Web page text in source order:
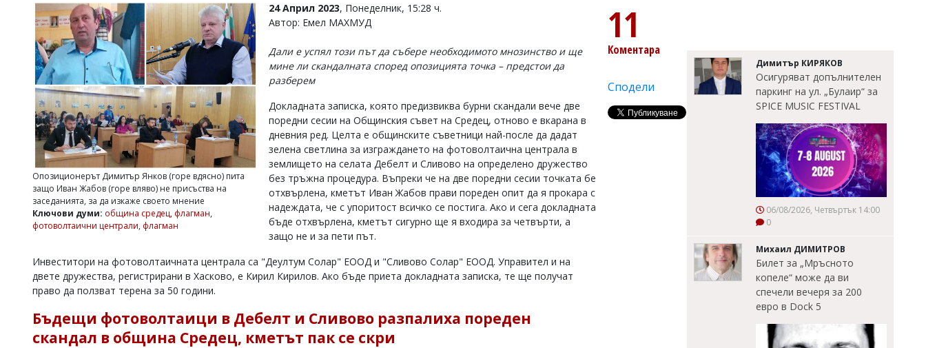
Управители:
Веселин
Василев,
v.vasilev@flagman.bg
Касабова,
k.kassabova@flagman.bg
редактор:
office@flagman.bg
статиите
Опозиционерът Димитър Янков (горе вдясно) пита
защо Иван Жабов (горе вляво) не присъства на
заседанията, за да изкаже своето мнение
Ключови думи: община средец, флагман,
фотоволтаични централи, флагман
24 Април 2023, Понеделник, 15:28 ч.
Автор: Емел МАХМУД
Дали е успял този път да събере необходимото мнозинство и ще
мине ли скандалната според опозицията точка – предстои да
разберем
Докладната записка, която предизвиква бурни скандали вече две
поредни сесии на Общинския съвет на Средец, отново е вкарана в
дневния ред. Целта е общинските съветници най-после да дадат
зелена светлина за изграждането на фотоволтаична централа в
землището на селата Дебелт и Сливово на определено дружество
без тръжна процедура. Въпреки че на две поредни сесии точката бе
отхвърлена, кметът Иван Жабов прави пореден опит да я прокара с
надеждата, че с упоритост всичко се постига. Ако и сега докладната
бъде отхвърлена, кметът сигурно ще я входира за четвърти, а
защо не и за пети път.
Инвеститори на фотоволтаичната централа са "Деултум Солар" ЕООД и "Сливово Солар" ЕООД. Управител и на
двете дружества, регистрирани в Хасково, е Кирил Кирилов. Ако бъде приета докладната записка, те ще получат
право да ползват терена за 50 години.
Бъдещи фотоволтаици в Дебелт и Сливово разпалиха пореден
скандал в община Средец, кметът пак се скри
11
Коментара
Сподели
Димитър КИРЯКОВ
Осигуряват допълнителен
паркинг на ул. „Булаир“ за
SPICE MUSIC FESTIVAL
06/08/2026, Четвъртък 14:00
0
Михаил ДИМИТРОВ
Билет за „Мръсното
копеле“ може да ви
спечели вечеря за 200
евро в Dock 5